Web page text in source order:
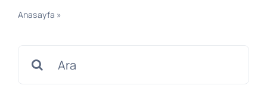
Anasayfa »